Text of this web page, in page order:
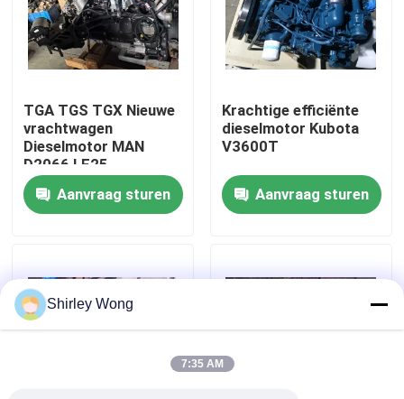
Fabrieksreis
Kwaliteitscontrole
Contacteer ons
Vraag een offerte aan
Deutzmotor
-Motor
TGA TGS TGX Nieuwe
vrachtwagen
Dieselmotor MAN
D2066 LF25
Aanvraag sturen
Krachtige efficiënte
dieselmotor Kubota
V3600T
Aanvraag sturen
Shirley Wong
7:35 AM